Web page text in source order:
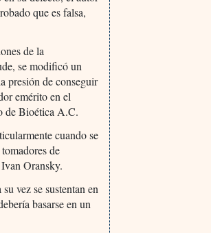
que es falsa,
de la
se modificó un
presión de conseguir
emérito en el
de Bioética A.C.
cuando se
de
Oransky.
vez se sustentan en
basarse en un